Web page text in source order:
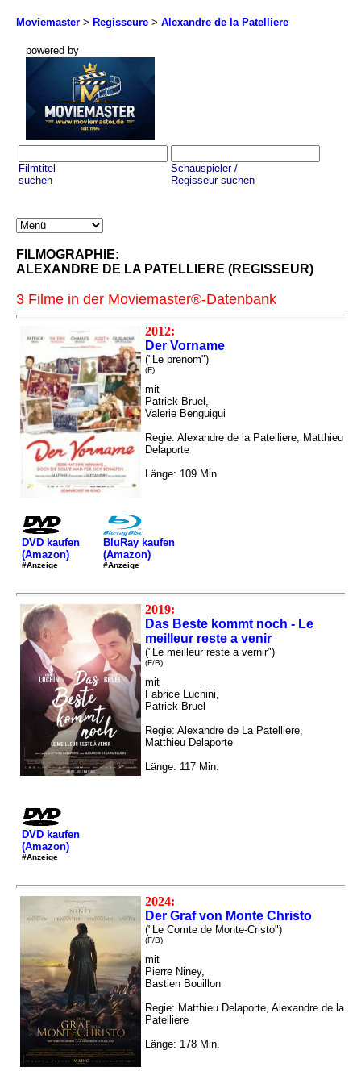
Moviemaster > Regisseure > Alexandre de la Patelliere
powered by
Filmtitel
suchen
Schauspieler /
Regisseur suchen
FILMOGRAPHIE:
ALEXANDRE DE LA PATELLIERE (REGISSEUR)
3 Filme in der Moviemaster®-Datenbank
2012:
Der Vorname
("Le prenom")
(F)
mit
Patrick Bruel,
Valerie Benguigui
Regie: Alexandre de la Patelliere, Matthieu
Delaporte
Länge: 109 Min.
DVD kaufen
(Amazon)
#Anzeige
BluRay kaufen
(Amazon)
#Anzeige
2019:
Das Beste kommt noch - Le
meilleur reste a venir
("Le meilleur reste a vernir")
(F/B)
mit
Fabrice Luchini,
Patrick Bruel
Regie: Alexandre de La Patelliere,
Matthieu Delaporte
Länge: 117 Min.
DVD kaufen
(Amazon)
#Anzeige
2024:
Der Graf von Monte Christo
("Le Comte de Monte-Cristo")
(F/B)
mit
Pierre Niney,
Bastien Bouillon
Regie: Matthieu Delaporte, Alexandre de la
Patelliere
Länge: 178 Min.